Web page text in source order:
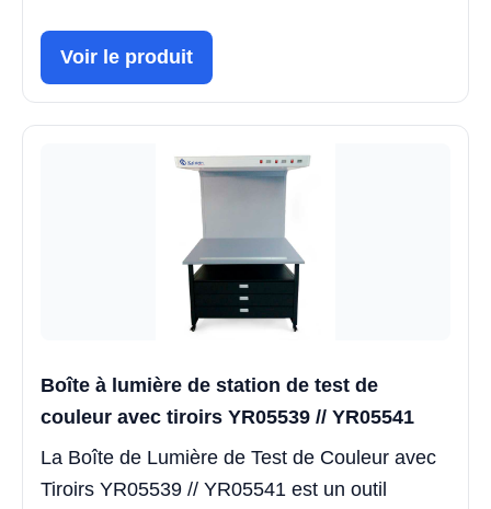
Voir le produit
Boîte à lumière de station de test de
couleur avec tiroirs YR05539 // YR05541
La Boîte de Lumière de Test de Couleur avec
Tiroirs YR05539 // YR05541 est un outil